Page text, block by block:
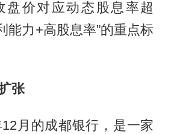
盘价对应动态股息率超
能力+高股息率”的重点标
张
月的成都银行，是一家